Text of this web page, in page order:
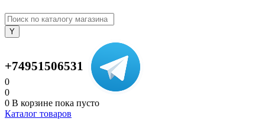
+74951506531
0
0
0 В корзине пока пусто
Каталог товаров